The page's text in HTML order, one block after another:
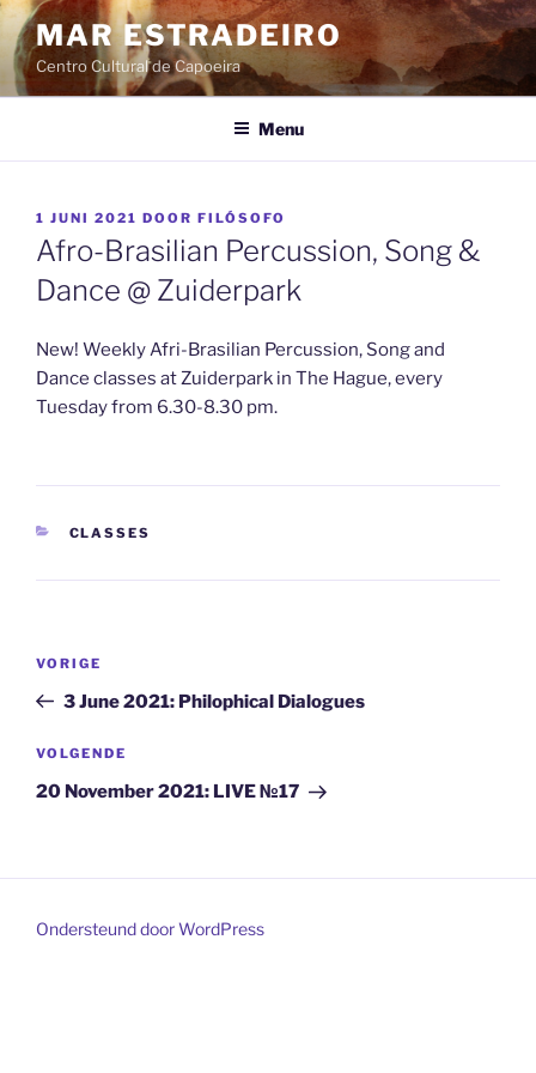
Ga
naar
de
inhoud
MAR ESTRADEIRO
Centro Cultural de Capoeira
Menu
GEPLAATST
OP
1 JUNI 2021 DOOR FILÓSOFO
Afro-Brasilian Percussion, Song &
Dance @ Zuiderpark
New! Weekly Afri-Brasilian Percussion, Song and
Dance classes at Zuiderpark in The Hague, every
Tuesday from 6.30-8.30 pm.
CATEGORIEËN
CLASSES
Vorig
bericht
VORIGE
3 June 2021: Philophical Dialogues
Volgend
bericht
VOLGENDE
20 November 2021: LIVE №17
Ondersteund door WordPress